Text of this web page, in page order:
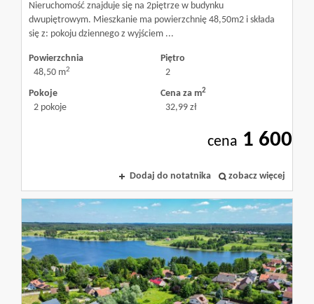
Lokale
Kredyty
Home
staging
Nieruchomość znajduje się na 2piętrze w budynku
dwupiętrowym. Mieszkanie ma powierzchnię 48,50m2 i składa
się z: pokoju dziennego z wyjściem ...
Powierzchnia
48,50 m2
Piętro
2
Pokoje
2 pokoje
Cena za m2
32,99 zł
cena 1 600
Dodaj do notatnika zobacz więcej